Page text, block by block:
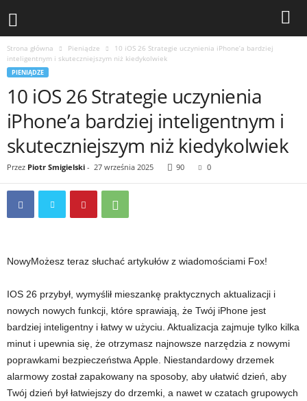
Strona główna Pieniądze
10 iOS 26 Strategie uczynienia iPhone’a bardziej
inteligentnym i skuteczniejszym niż kiedykolwiek
PIENIĄDZE
10 iOS 26 Strategie uczynienia
iPhone’a bardziej inteligentnym i
skuteczniejszym niż kiedykolwiek
Przez Piotr Smigielski - 27 września 2025 90 0
NowyMożesz teraz słuchać artykułów z wiadomościami Fox!
IOS 26 przybył, wymyślił mieszankę praktycznych aktualizacji i
nowych nowych funkcji, które sprawiają, że Twój iPhone jest
bardziej inteligentny i łatwy w użyciu. Aktualizacja zajmuje tylko kilka
minut i upewnia się, że otrzymasz najnowsze narzędzia z nowymi
poprawkami bezpieczeństwa Apple. Niestandardowy drzemek
alarmowy został zapakowany na sposoby, aby ułatwić dzień, aby
Twój dzień był łatwiejszy do drzemki, a nawet w czatach grupowych